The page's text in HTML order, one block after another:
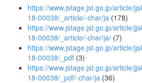
https://www.jstage.jst.go.jp/article/
18-00038/_article/-char/ja (178)
https://www.jstage.jst.go.jp/article/
18-00038/_article/-char/ja/ (7)
https://www.jstage.jst.go.jp/article/
18-00038/_pdf (3)
https://www.jstage.jst.go.jp/article/
18-00038/_pdf/-char/ja (36)